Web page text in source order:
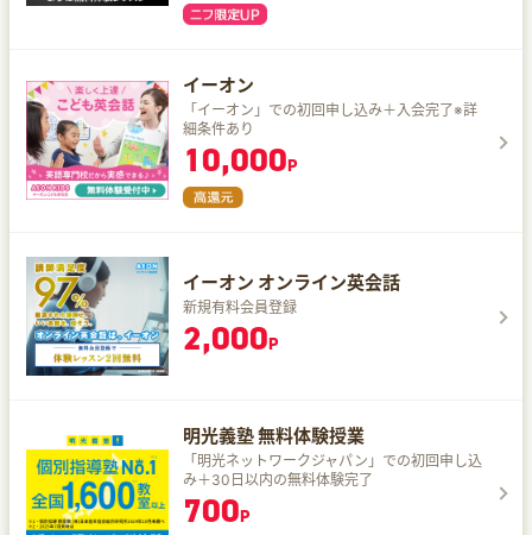
イーオン
「イーオン」での初回申し込み＋入会完了※詳
細条件あり
10,000P
イーオン オンライン英会話
新規有料会員登録
2,000P
明光義塾 無料体験授業
「明光ネットワークジャパン」での初回申し込
み＋30日以内の無料体験完了
700P